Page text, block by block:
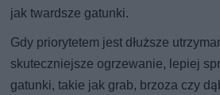
jak twardsze gatunki.
Gdy priorytetem jest dłuższe
skuteczniejsze ogrzewanie, lepiej
gatunki, takie jak grab, brzoza czy